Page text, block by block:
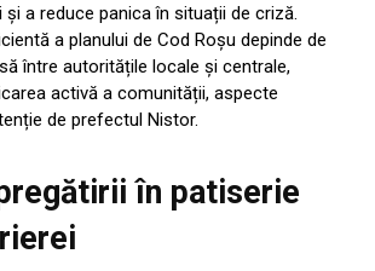
a reduce panica în situații de criză.
a planului de Cod Roșu depinde de
între autoritățile locale și centrale,
activă a comunității, aspecte
de prefectul Nistor.
în patiserie